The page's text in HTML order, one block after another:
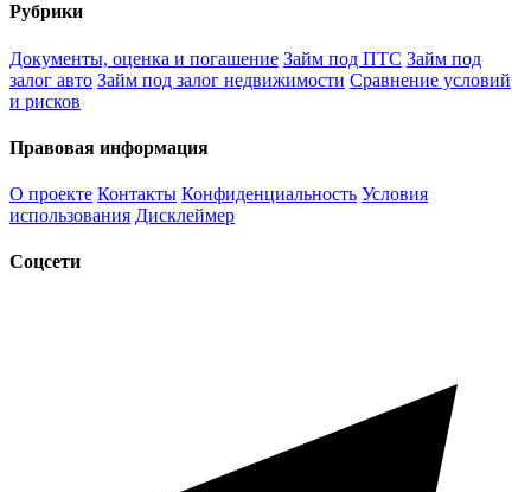
Рубрики
Документы, оценка и погашение Займ под ПТС Займ под
залог авто Займ под залог недвижимости Сравнение условий
и рисков
Правовая информация
О проекте Контакты Конфиденциальность Условия
использования Дисклеймер
Соцсети